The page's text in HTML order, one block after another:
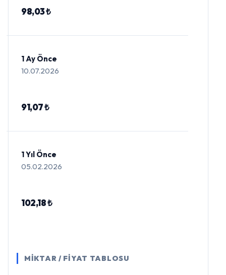
98,03 ₺
1 Ay Önce
10.07.2026
91,07 ₺
1 Yıl Önce
05.02.2026
102,18 ₺
MİKTAR / FİYAT TABLOSU